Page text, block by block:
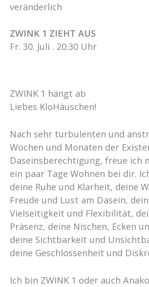
veränderlich
ZWINK 1 ZIEHT AUS
Fr. 30. Juli . 20:30 Uhr
ZWINK 1 hängt ab
Liebes KloHäuschen!
Nach sehr turbulenten und
Wochen und Monaten der
Daseinsberechtigung, freue ich
ein paar Tage Wohnen bei dir.
deine Ruhe und Klarheit, deine
Freude und Lust am Dasein,
Vielseitigkeit und Flexibilität,
Präsenz, deine Nischen, Ecken
deine Sichtbarkeit und
deine Geschlossenheit und
Ich bin ZWINK 1 oder auch